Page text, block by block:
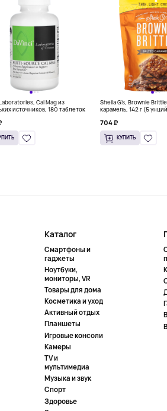
Cal Mag из
источников, 180 таблеток
Sheila G's, Brownie
карамель, 142 г (5
704 ₽
КУПИТЬ
Каталог
Смартфоны и
гаджеты
Ноутбуки,
мониторы, VR
Товары для дома
Косметика и уход
Активный отдых
Планшеты
Игровые консоли
Камеры
TV и
мультимедиа
Музыка и звук
Спорт
Здоровье